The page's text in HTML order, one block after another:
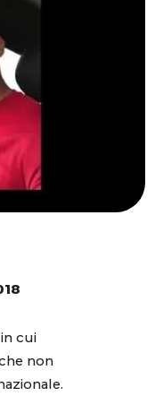
cui
non